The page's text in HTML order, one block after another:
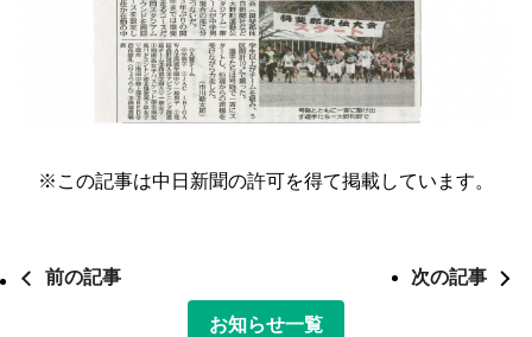
※この記事は中日新聞の許可を得て掲載しています。
前の記事 次の記事
お知らせ一覧